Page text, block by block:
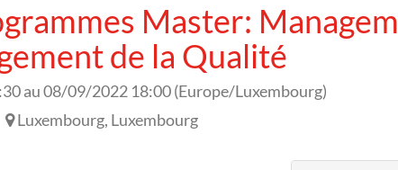
Master:
de la Qualité
au08/09/2022 18:00(Europe/Luxembourg)
Luxembourg, Luxembourg